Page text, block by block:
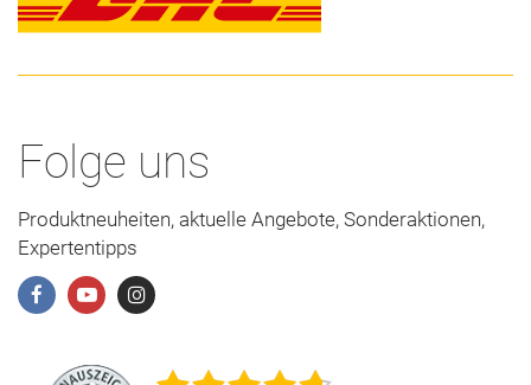
Folge uns
Produktneuheiten, aktuelle Angebote, Sonderaktionen,
Expertentipps